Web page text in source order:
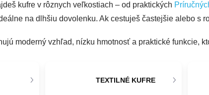
kufre v rôznych veľkostiach – od praktických
na dlhšiu dovolenku. Ak cestuješ častejšie alebo s
moderný vzhľad, nízku hmotnosť a praktické funkcie,
TEXTILNÉ KUFRE